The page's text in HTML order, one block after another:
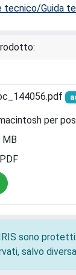
tecnico/Guida
per
MB
sono
salvo